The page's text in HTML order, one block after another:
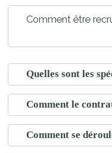
Comment être
Quelles sont les
Comment le
Comment se